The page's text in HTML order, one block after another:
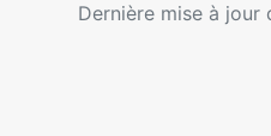
Dernière mise à jour